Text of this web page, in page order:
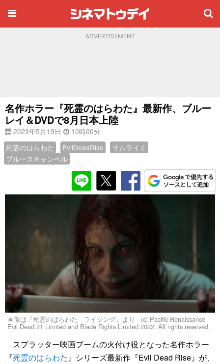
ADVERTISEMENT
名作ホラー『死霊のはらわた』最新作、ブルー
レイ＆DVDで8月日本上陸
2023年5月19日
10時00分
死霊のはらわた
EvilDeadRise
サムライミ
ブルースキャンベル
画像は『死霊のはらわた ライジング』より - (c) Pacific Renaissance
Evil Dead 21 Limited and Blade Rights Limited 2022. All rights reserved.
スプラッター映画ブームの火付け役となった名作ホラー
『死霊のはらわた』シリーズ最新作『Evil Dead Rise』が、